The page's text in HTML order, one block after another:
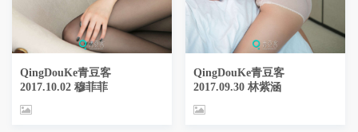
QingDouKe青豆客
2017.10.02 穆菲菲
QingDouKe青豆客
2017.09.30 林紫涵